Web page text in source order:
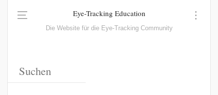
Eye-Tracking Education
Die Website für die Eye-Tracking Community